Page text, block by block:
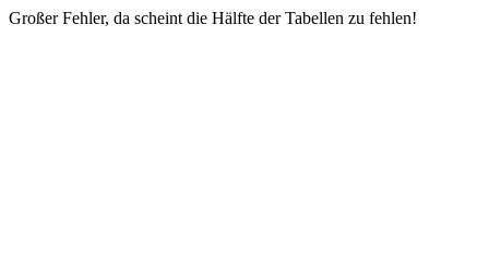
Großer Fehler, da scheint die Hälfte der Tabellen zu fehlen!